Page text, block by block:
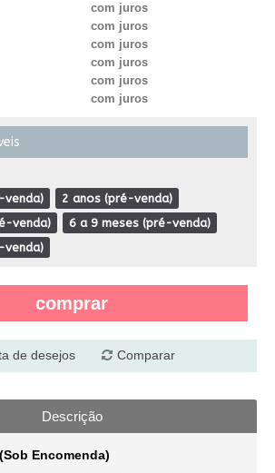
com juros
com juros
com juros
com juros
com juros
com juros
venda)
2 anos (pré-venda)
venda)
6 a 9 meses (pré-venda)
venda)
comprar
de desejos Comparar
Descrição
Encomenda)